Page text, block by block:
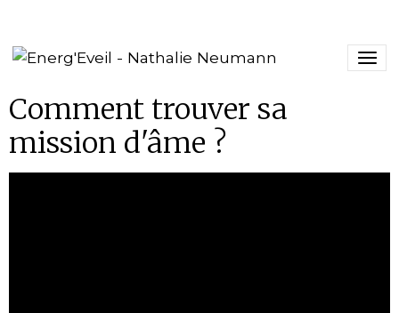
Comment trouver sa
mission d'âme ?